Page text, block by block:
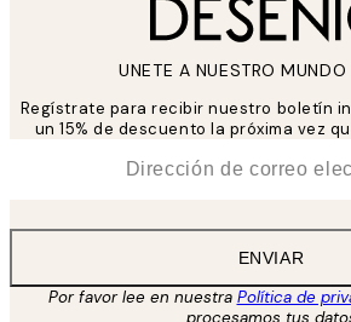
UNETE A NUESTRO MUNDO
Regístrate para recibir nuestro boletín
un 15% de descuento la próxima vez
ENVIAR
Por favor lee en nuestra Política de